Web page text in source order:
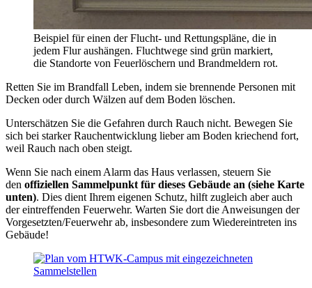
Beispiel für einen der Flucht- und Rettungspläne, die in
jedem Flur aushängen. Fluchtwege sind grün markiert,
die Standorte von Feuerlöschern und Brandmeldern rot.
Retten Sie im Brandfall Leben, indem sie brennende Personen mit
Decken oder durch Wälzen auf dem Boden löschen.
Unterschätzen Sie die Gefahren durch Rauch nicht. Bewegen Sie
sich bei starker Rauchentwicklung lieber am Boden kriechend fort,
weil Rauch nach oben steigt.
Wenn Sie nach einem Alarm das Haus verlassen, steuern Sie
den offiziellen Sammelpunkt für dieses Gebäude an (siehe Karte
unten). Dies dient Ihrem eigenen Schutz, hilft zugleich aber auch
der eintreffenden Feuerwehr. Warten Sie dort die Anweisungen der
Vorgesetzten/Feuerwehr ab, insbesondere zum Wiedereintreten ins
Gebäude!